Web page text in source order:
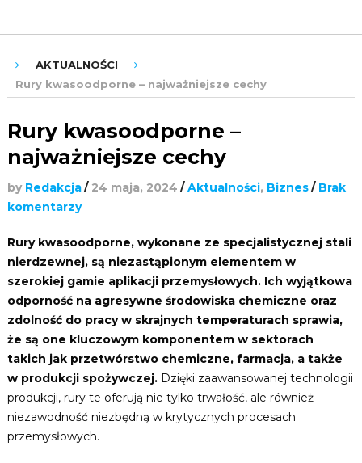
AKTUALNOŚCI
Rury kwasoodporne – najważniejsze cechy
Rury kwasoodporne –
najważniejsze cechy
by Redakcja/ 24 maja, 2024 / Aktualności, Biznes/ Brak
komentarzy
Rury kwasoodporne, wykonane ze specjalistycznej stali
nierdzewnej, są niezastąpionym elementem w
szerokiej gamie aplikacji przemysłowych. Ich wyjątkowa
odporność na agresywne środowiska chemiczne oraz
zdolność do pracy w skrajnych temperaturach sprawia,
że są one kluczowym komponentem w sektorach
takich jak przetwórstwo chemiczne, farmacja, a także
w produkcji spożywczej.Dzięki zaawansowanej technologii
produkcji, rury te oferują nie tylko trwałość, ale również
niezawodność niezbędną w krytycznych procesach
przemysłowych.